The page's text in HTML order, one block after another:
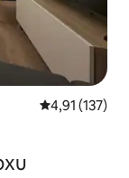
Ortalama
4,91 (137)